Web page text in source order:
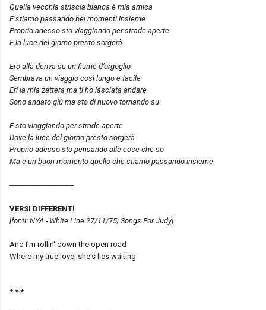
Quella vecchia striscia bianca è mia amica
E stiamo passando bei momenti insieme
Proprio adesso sto viaggiando per strade aperte
E la luce del giorno presto sorgerà
Ero alla deriva su un fiume d’orgoglio
Sembrava un viaggio così lungo e facile
Eri la mia zattera ma ti ho lasciata andare
Sono andato giù ma sto di nuovo tornando su
E sto viaggiando per strade aperte
Dove la luce del giorno presto sorgerà
Proprio adesso sto pensando alle cose che so
Ma è un buon momento quello che stiamo passando insieme
------------------------------------
VERSI DIFFERENTI
[fonti: NYA - White Line 27/11/75; Songs For Judy]
And I'm rollin' down the open road
Where my true love, she's lies waiting
* * *